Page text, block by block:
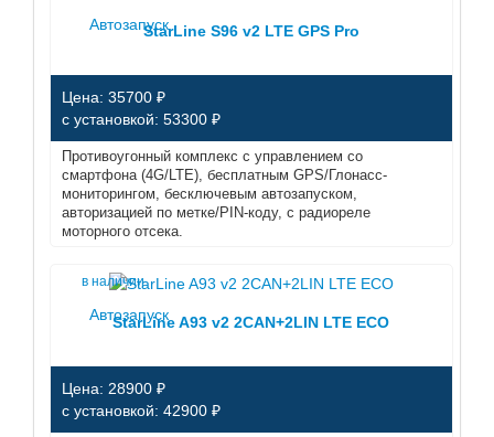
АвтозапускStarLine S96 v2 LTE GPS Pro
Цена: 35700 ₽
с установкой: 53300 ₽
Противоугонный комплекс с управлением со
смартфона (4G/LTE), бесплатным GPS/Глонасс-
мониторингом, бесключевым автозапуском,
авторизацией по метке/PIN-коду, с радиореле
моторного отсека.
в наличии
Автозапуск
StarLine A93 v2 2CAN+2LIN LTE ECO
Цена: 28900 ₽
с установкой: 42900 ₽